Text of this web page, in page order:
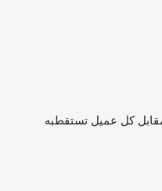
كل عميل تستقطبه